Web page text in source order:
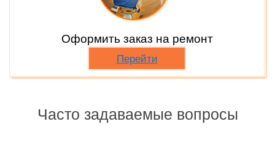
Оформить заказ на ремонт
Перейти
Часто задаваемые вопросы